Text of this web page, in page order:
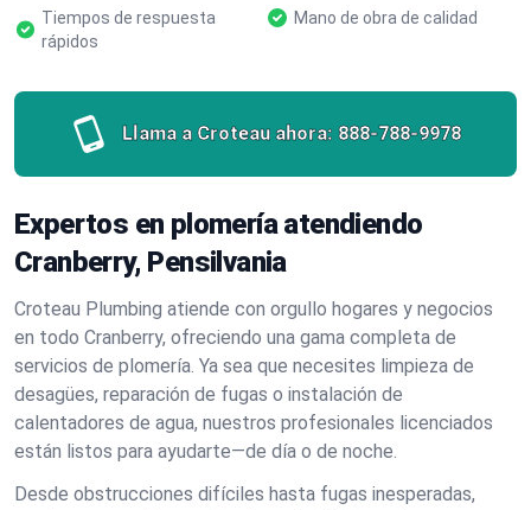
Tiempos de respuesta
rápidos
Mano de obra de calidad
Llama a Croteau ahora: 888-788-9978
Expertos en plomería atendiendo
Cranberry, Pensilvania
Croteau Plumbing atiende con orgullo hogares y negocios
en todo Cranberry, ofreciendo una gama completa de
servicios de plomería. Ya sea que necesites limpieza de
desagües, reparación de fugas o instalación de
calentadores de agua, nuestros profesionales licenciados
están listos para ayudarte—de día o de noche.
Desde obstrucciones difíciles hasta fugas inesperadas,